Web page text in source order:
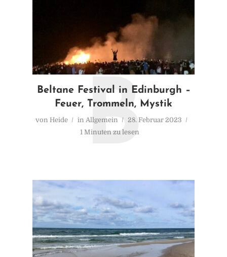
Beltane Festival in Edinburgh –
Feuer, Trommeln, Mystik
von Heide in Allgemein
28. Februar 2023
1 Minuten zu lesen
B